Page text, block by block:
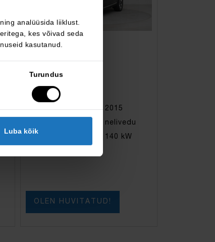
analüüsida liiklust.
kes võivad seda
kasutanud.
Turundus
Luba kõik
BMW X4
xDrive 20d
16 990 €
209 644 km
2015
nelivedu
140 kW
OLEN HUVITATUD!